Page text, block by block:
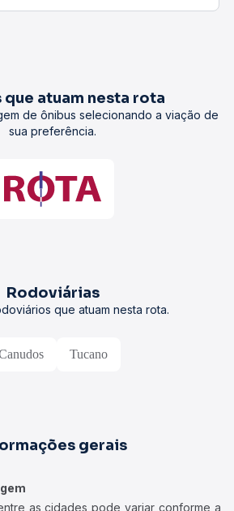
que atuam nesta rota
de ônibus selecionando a viação de
sua preferência.
Rodoviárias
que atuam nesta rota.
Tucano
gerais
as cidades pode variar conforme a